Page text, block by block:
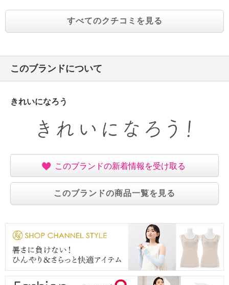
すべてのクチコミを見る
このブランドについて
きれいになろう
このブランドの新着情報を受け取る
このブランドの商品一覧を見る